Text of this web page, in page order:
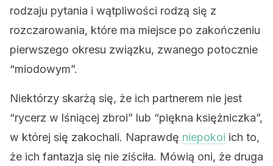
rodzaju pytania i wątpliwości rodzą się z
rozczarowania, które ma miejsce po zakończeniu
pierwszego okresu związku, zwanego potocznie
“miodowym”.
Niektórzy skarżą się, że ich partnerem nie jest
“rycerz w lśniącej zbroi” lub “piękna księżniczka”,
w której się zakochali. Naprawdę niepokoi ich to,
że ich fantazja się nie ziściła. Mówią oni, że druga